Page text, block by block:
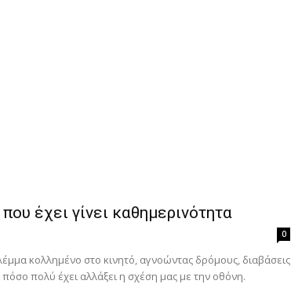
έχει γίνει καθημερινότητα
0
κολλημένο στο κινητό, αγνοώντας δρόμους, διαβάσεις
πολύ έχει αλλάξει η σχέση μας με την οθόνη.